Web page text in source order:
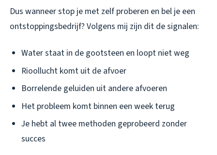
Dus wanneer stop je met zelf proberen en bel je een
ontstoppingsbedrijf? Volgens mij zijn dit de signalen:
Water staat in de gootsteen en loopt niet weg
Rioollucht komt uit de afvoer
Borrelende geluiden uit andere afvoeren
Het probleem komt binnen een week terug
Je hebt al twee methoden geprobeerd zonder
succes